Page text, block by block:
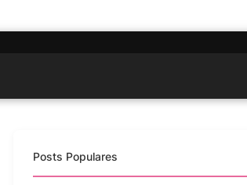
Posts Populares